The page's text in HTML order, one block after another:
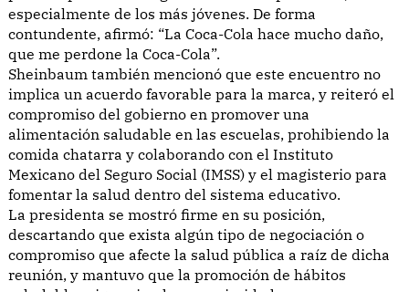
especialmente de los más jóvenes. De forma
contundente, afirmó: “La Coca-Cola hace mucho daño,
que me perdone la Coca-Cola”.
Sheinbaum también mencionó que este encuentro no
implica un acuerdo favorable para la marca, y reiteró el
compromiso del gobierno en promover una
alimentación saludable en las escuelas, prohibiendo la
comida chatarra y colaborando con el Instituto
Mexicano del Seguro Social (IMSS) y el magisterio para
fomentar la salud dentro del sistema educativo.
La presidenta se mostró firme en su posición,
descartando que exista algún tipo de negociación o
compromiso que afecte la salud pública a raíz de dicha
reunión, y mantuvo que la promoción de hábitos